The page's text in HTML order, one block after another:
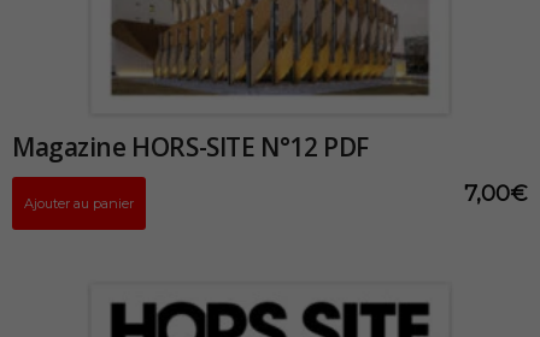
Magazine HORS-SITE N°12 PDF
7,00€
Ajouter au panier